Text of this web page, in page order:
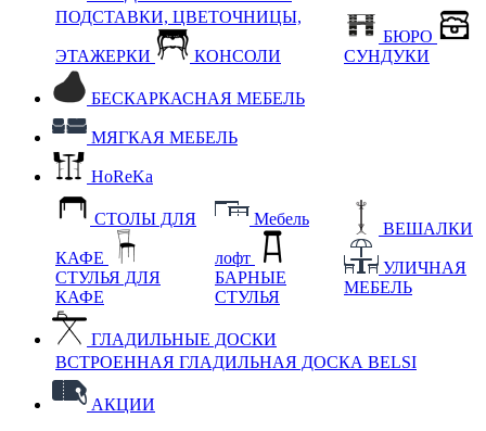
ПОДСТАВКИ, ЦВЕТОЧНИЦЫ,
ЭТАЖЕРКИ КОНСОЛИ
БЮРО
СУНДУКИ
БЕСКАРКАСНАЯ МЕБЕЛЬ
МЯГКАЯ МЕБЕЛЬ
HoReKa
СТОЛЫ ДЛЯ
КАФЕ
СТУЛЬЯ ДЛЯ
КАФЕ
Мебель
лофт
БАРНЫЕ
СТУЛЬЯ
ВЕШАЛКИ
УЛИЧНАЯ
МЕБЕЛЬ
ГЛАДИЛЬНЫЕ ДОСКИ
ВСТРОЕННАЯ ГЛАДИЛЬНАЯ ДОСКА BELSI
АКЦИИ